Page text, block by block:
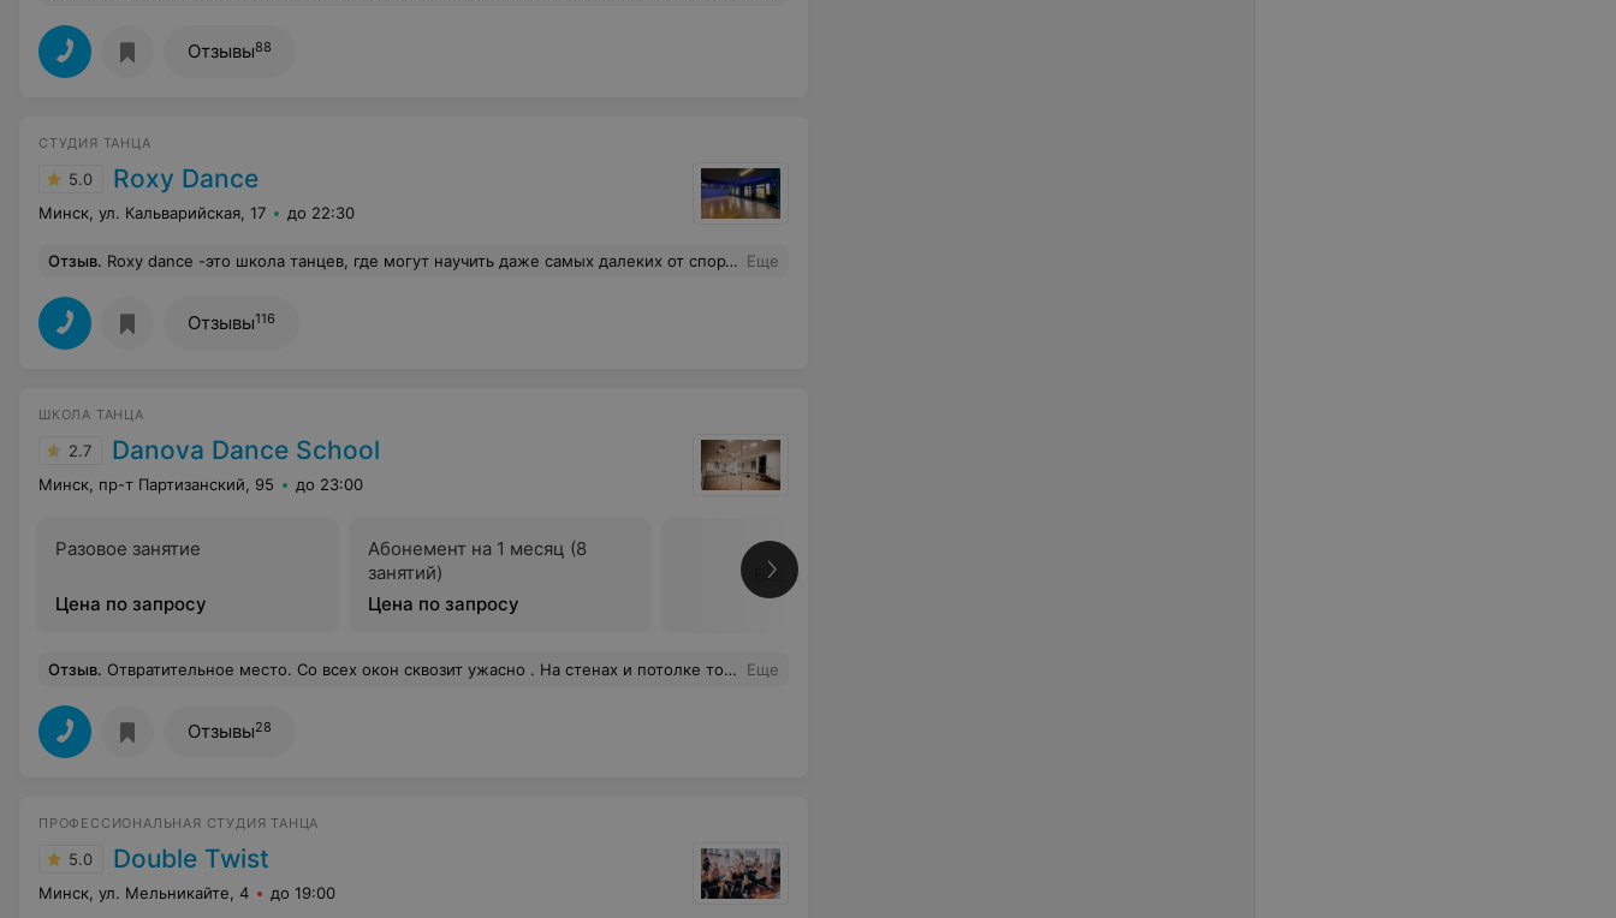
Отзывы88
СТУДИЯ ТАНЦА
5.0 Roxy Dance
Минск, ул. Кальварийская, 17 до 22:30
Отзыв. Roxy dance -это школа танцев, где могут научить даже самых далеких от спорта людей. Здесь помогают поверить в себя, поднять самооценку и улучшить фигуру, уже через пару месяцев занятий результата не избежать, каким бы нереальным он раньше не казался. В студии танца работают профессионалы своего дела, поэтому на каждом занятии дается нагрузка на разные группы мышц, преподаватели следят за правильным выполнением всех упражнений, помогают разобраться с тем, что непонятно или не получается, мотивируют и не дают опускать руки. В Roxy dance всегда хорошая атмосфера, дружные и веселые группы и хорошее чувство юмора у тренеров, поэтому занятия улучшают не только физическую форму, но и настроение. Еще
Отзывы116
ШКОЛА ТАНЦА
2.7 Danova Dance School
Минск, пр-т Партизанский, 95 до 23:00
Разовое занятие
Цена по запросу
Абонемент на 1 месяц (8
занятий)
Цена по запросу
Все цены
Отзыв. Отвратительное место. Со всех окон сквозит ужасно . На стенах и потолке толстый слой пыли , который с самого открытия никто не убирал. В группы добавляют людей больше чес может вместить зал, развернутся негде Еще
Отзывы28
ПРОФЕССИОНАЛЬНАЯ СТУДИЯ ТАНЦА
5.0 Double Twist
Минск, ул. Мельникайте, 4 до 19:00